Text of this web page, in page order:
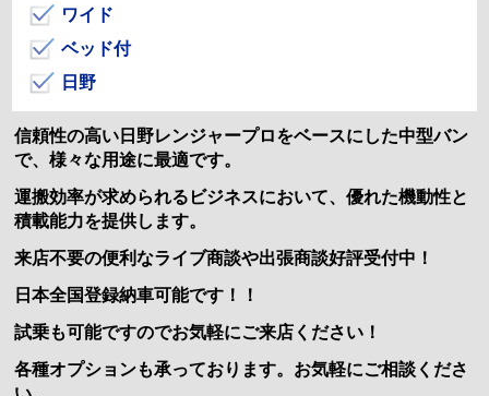
ワイド
ベッド付
日野
信頼性の高い日野レンジャープロをベースにした中型バン
で、様々な用途に最適です。
運搬効率が求められるビジネスにおいて、優れた機動性と
積載能力を提供します。
来店不要の便利なライブ商談や出張商談好評受付中！
日本全国登録納車可能です！！
試乗も可能ですのでお気軽にご来店ください！
各種オプションも承っております。お気軽にご相談くださ